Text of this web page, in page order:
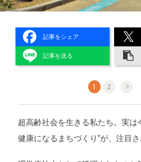
記事をシェア
記事を送る
1 2
超高齢社会を生きる私たち。実は
健康になるまちづくり”が、注目さ